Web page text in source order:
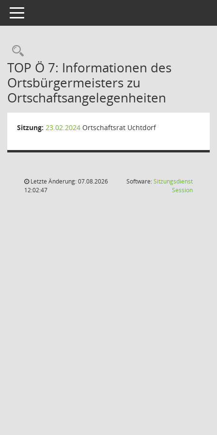
Toggle navigation
Rechercheauswahl
TOP Ö 7: Informationen des
Ortsbürgermeisters zu
Ortschaftsangelegenheiten
Sitzung: 23.02.2024 Ortschaftsrat Uchtdorf
Letzte Änderung: 07.08.2026
12:02:47
Software:Sitzungsdienst
Session(Wird in